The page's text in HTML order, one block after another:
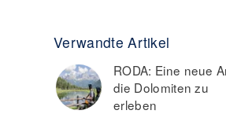
Verwandte Artikel
RODA: Eine neue
die Dolomiten zu
erleben